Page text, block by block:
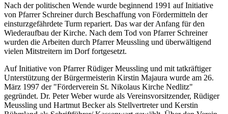
Nach der politischen Wende wurde beginnend 1991 auf Initiative
von Pfarrer Schreiner durch Beschaffung von Fördermitteln der
einsturzgefährdete Turm repariert. Das war der Anfang für den
Wiederaufbau der Kirche. Nach dem Tod von Pfarrer Schreiner
wurden die Arbeiten durch Pfarrer Meussling und überwältigend
vielen Mitstreitern im Dorf fortgesetzt.
Auf Initiative von Pfarrer Rüdiger Meussling und mit tatkräftiger
Unterstützung der Bürgermeisterin Kirstin Majaura wurde am 26.
März 1997 der "Förderverein St. Nikolaus Kirche Nedlitz"
gegründet. Dr. Peter Weber wurde als Vereinsvorsitzender, Rüdiger
Meussling und Hartmut Becker als Stellvertreter und Kerstin